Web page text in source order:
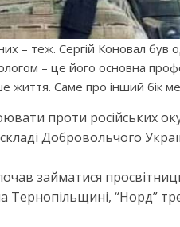
– теж. Сергій Коновал був
– це його основна
життя. Саме про інший бік
проти російських
Добровольчого
займатися
“Норд”